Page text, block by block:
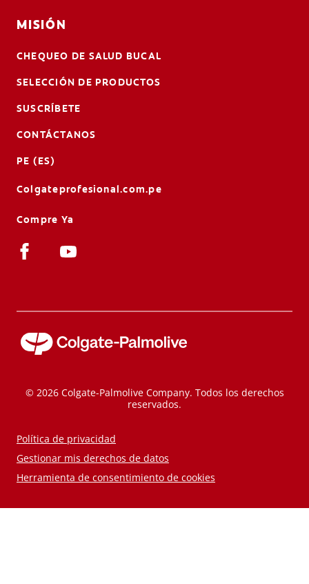
MISIÓN
CHEQUEO DE SALUD BUCAL
SELECCIÓN DE PRODUCTOS
SUSCRÍBETE
CONTÁCTANOS
PE (ES)
Colgateprofesional.com.pe
Compre Ya
© 2026 Colgate-Palmolive Company. Todos los derechos
reservados.
Política de privacidad
Gestionar mis derechos de datos
Herramienta de consentimiento de cookies